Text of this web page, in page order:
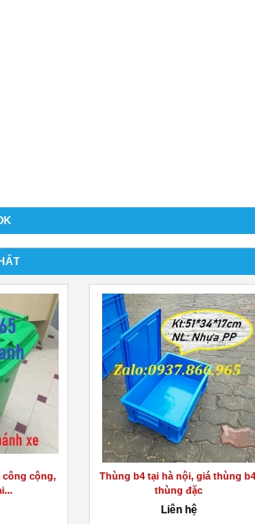
công cộng,
Thùng b4 tại hà nội, giá thùng
thùng đặc
Liên hệ
next